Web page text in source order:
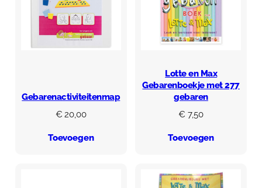
Gebarenactiviteitenmap
€ 20,00
Toevoegen
Lotte en Max
Gebarenboekje met 277
gebaren
€ 7,50
Toevoegen